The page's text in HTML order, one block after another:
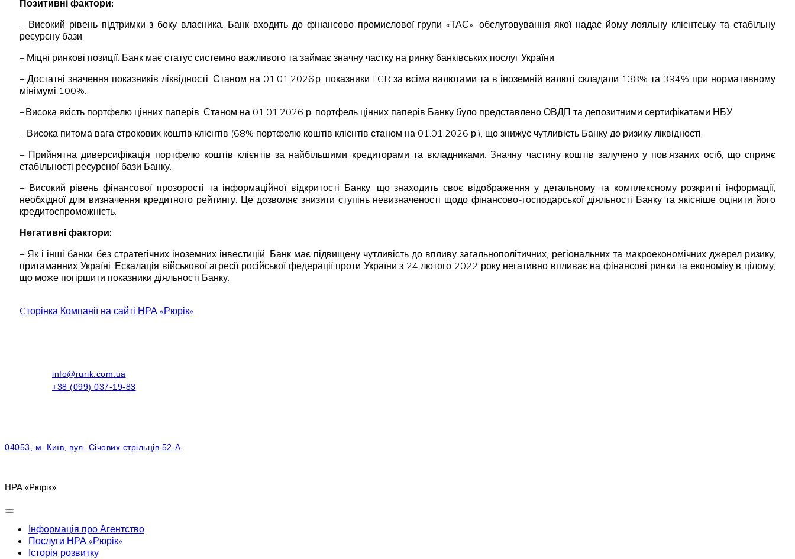
Позитивні фактори:
– Високий рівень підтримки з боку власника. Банк входить до фінансово-промислової групи «ТАС», обслуговування якої надає йому лояльну клієнтську та стабільну
ресурсну бази.
– Міцні ринкові позиції. Банк має статус системно важливого та займає значну частку на ринку банківських послуг України.
– Достатні значення показників ліквідності. Станом на 01.01.2026 р. показники LCR за всіма валютами та в іноземній валюті складали 138% та 394% при нормативному
мінімумі 100%.
– Висока якість портфелю цінних паперів. Станом на 01.01.2026 р. портфель цінних паперів Банку було представлено ОВДП та депозитними сертифікатами НБУ.
– Висока питома вага строкових коштів клієнтів (68% портфелю коштів клієнтів станом на 01.01.2026 р.), що знижує чутливість Банку до ризику ліквідності.
– Прийнятна диверсифікація портфелю коштів клієнтів за найбільшими кредиторами та вкладниками. Значну частину коштів залучено у пов’язаних осіб, що сприяє
стабільності ресурсної бази Банку.
– Високий рівень фінансової прозорості та інформаційної відкритості Банку, що знаходить своє відображення у детальному та комплексному розкритті інформації,
необхідної для визначення кредитного рейтингу. Це дозволяє знизити ступінь невизначеності щодо фінансово-господарської діяльності Банку та якісніше оцінити його
кредитоспроможність.
Негативні фактори:
– Як і інші банки без стратегічних іноземних інвестицій, Банк має підвищену чутливість до впливу загальнополітичних, регіональних та макроекономічних джерел ризику,
притаманних Україні. Ескалація військової агресії російської федерації проти України з 24 лютого 2022 року негативно впливає на фінансові ринки та економіку в цілому,
що може погіршити показники діяльності Банку.
Cторінка Компанії на сайті НРА «Рюрік»
info@rurik.com.ua
+38 (099) 037-19-83
04053, м. Київ, вул. Січових стрільців 52-А
НРА «Рюрік»
Інформація про Агентство
Послуги НРА «Рюрік»
Історія розвитку